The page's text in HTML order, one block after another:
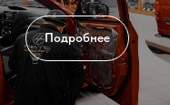
Подробнее